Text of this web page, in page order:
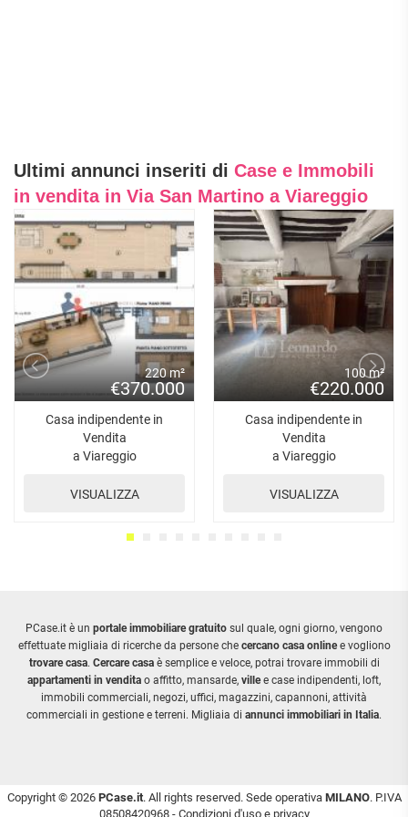
Ultimi annunci inseriti di Case e Immobili
in vendita in Via San Martino a Viareggio
220 m²
€370.000
Casa indipendente in
Vendita
a Viareggio
VISUALIZZA
100 m²
€220.000
Casa indipendente in
Vendita
a Viareggio
VISUALIZZA
PCase.it è un portale immobiliare gratuito sul quale, ogni giorno, vengono
effettuate migliaia di ricerche da persone che cercano casa onlinee vogliono
trovare casa. Cercare casaè semplice e veloce, potrai trovare immobili di
appartamenti in vendita o affitto, mansarde, villee case indipendenti, loft,
immobili commerciali, negozi, uffici, magazzini, capannoni, attività
commerciali in gestione e terreni. Migliaia di annunci immobiliari in Italia.
Copyright © 2026 PCase.it. All rights reserved. Sede operativa MILANO. P.IVA
08508420968 - Condizioni d'uso e privacy